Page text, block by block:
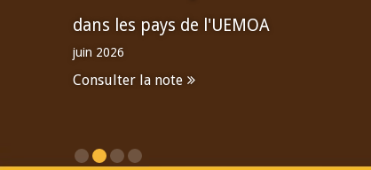
dans les pays de l'UEMOA
juin 2026
Consulter la note